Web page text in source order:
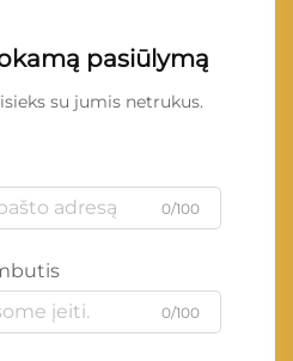
pasiūlymą
su jumis netrukus.
0/100
0/100